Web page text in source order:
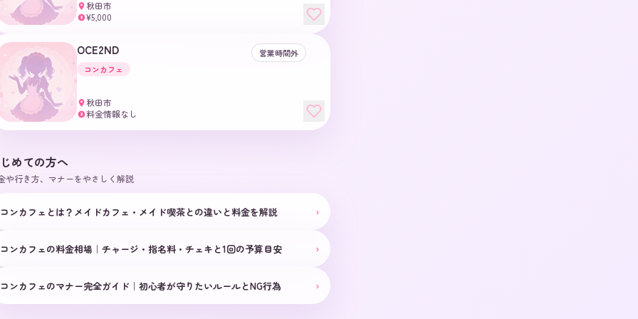
秋田市
¥ ¥5,000
OCE2ND
営業時間外
コンカフェ
秋田市
¥ 料金情報なし
めての方へ
や行き方、マナーをやさしく解説
コンカフェとは？メイドカフェ・メイド喫茶との違いと料金を解説 ›
コンカフェの料金相場｜チャージ・指名料・チェキと1回の予算目安 ›
コンカフェのマナー完全ガイド｜初心者が守りたいルールとNG行為 ›